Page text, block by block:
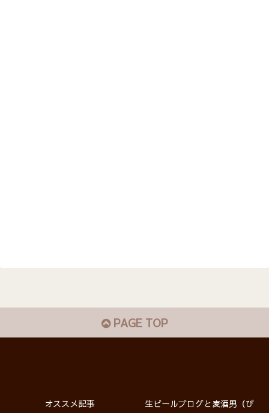
PAGE TOP
オススメ記事
生ビールブログと麦酒男（び